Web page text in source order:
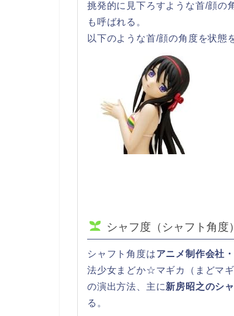
挑発的に見下ろすような首/顔の
も呼ばれる。
以下のような首/顔の角度を状態
シャフ度（シャフト角
シャフト角度はアニメ制作会社
法少女まどか☆マギカ（まどマ
の演出方法、主に新房昭之のシ
る。